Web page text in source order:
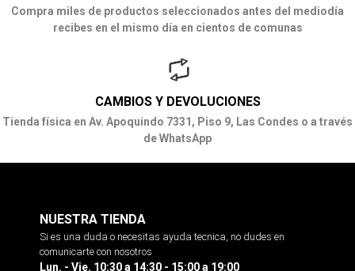
Compra miles de productos seleccionados antes del mediodía
recibes en el mismo día en cientos de comunas
CAMBIOS Y DEVOLUCIONES
Tienda física en Av. Apoquindo 7331, Piso 9, Las Condes o a través
de WhatsApp
NUESTRA TIENDA
Si es una duda o necesitas ayuda tecnica, no dudes en
comunicarte con nosotros
Lun. - Vie. 10:30 a 14:30 - 15:00 a 19:00